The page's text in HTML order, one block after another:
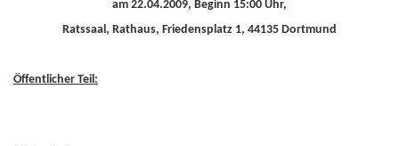
am 22.04.2009, Beginn 15:00 Uhr,
Ratssaal, Rathaus, Friedensplatz 1, 44135 Dortmund
Öffentlicher Teil: